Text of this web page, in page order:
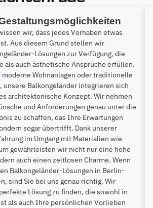
wir, dass jedes Vorhaben etwas
Aus diesem Grund stellen wir
Lösungen zur Verfügung, die
als auch ästhetische Ansprüche erfüllen.
moderne Wohnanlagen oder traditionelle
unsere Balkongeländer integrieren sich
architektonische Konzept. Wir nehmen
und Anforderungen genau unter die
zu schaffen, das Ihre Erwartungen
sogar übertrifft. Dank unserer
im Umgang mit Materialien wie
gewährleisten wir nicht nur eine hohe
auch einen zeitlosen Charme. Wenn
Balkongeländer-Lösungen in Berlin-
sind Sie bei uns genau richtig. Wir
Lösung zu finden, die sowohl in
als auch Ihre persönlichen Vorlieben